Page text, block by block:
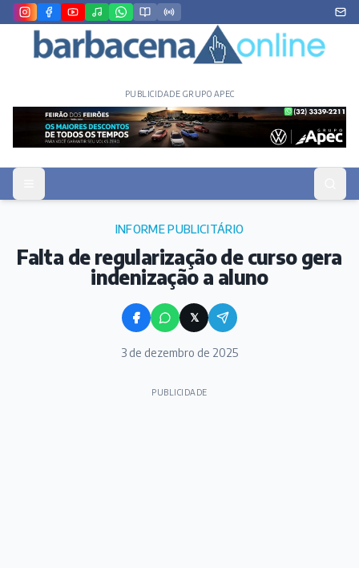
PUBLICIDADE GRUPO APEC
INFORME PUBLICITÁRIO
Falta de regularização de curso gera
indenização a aluno
𝕏
3 de dezembro de 2025
PUBLICIDADE